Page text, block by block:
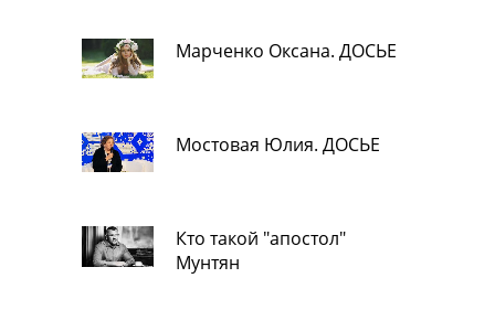
Марченко Оксана. ДОСЬЕ
Мостовая Юлия. ДОСЬЕ
Кто такой "апостол"
Мунтян